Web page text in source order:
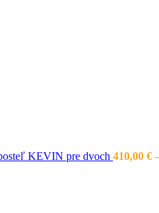
KEVIN pre dvoch 410,00 €